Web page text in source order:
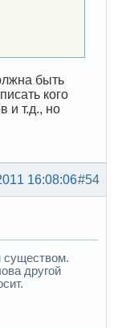
быть
кого
и т.д., но
#54
16:08:06
существом.
другой